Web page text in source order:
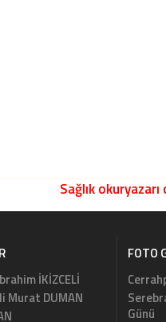
Sağlık
İKİZCELİ
Murat DUMAN
FOTO
Günü